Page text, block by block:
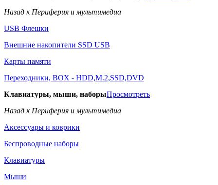
Назад к Периферия и мультимедиа
USB Флешки
Внешние накопители SSD USB
Карты памяти
Переходники, BOX - HDD,M.2,SSD,DVD
Клавиатуры, мыши, наборыПросмотреть
Назад к Периферия и мультимедиа
Аксессуары и коврики
Беспроводные наборы
Клавиатуры
Мыши